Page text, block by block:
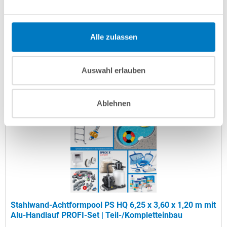
Alle zulassen
Auswahl erlauben
Ablehnen
Artikel-Nr.:107278
Versandkostenfreie Lieferung!
Lieferung in ca. 3-6 Arbeitstagen
In den Warenkorb
Stahlwand-Achtformpool PS HQ 6,25 x 3,60 x 1,20 m mit
Alu-Handlauf PROFI-Set | Teil-/Kompletteinbau